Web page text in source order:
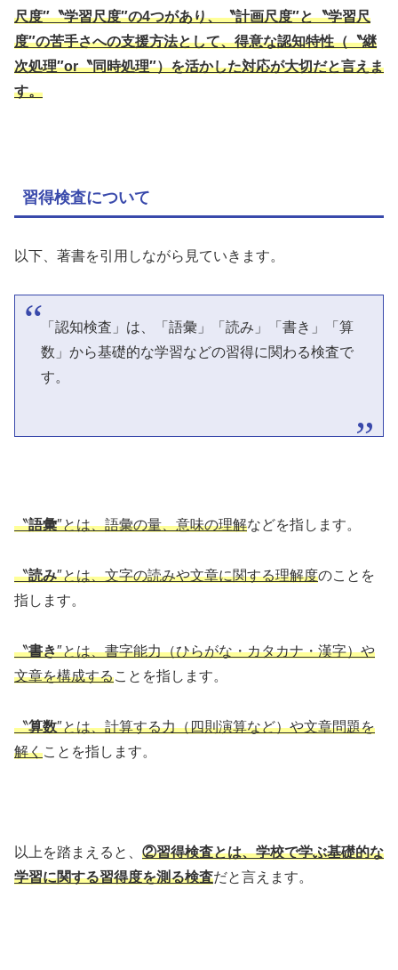
尺度″〝学習尺度″の4つがあり、〝計画尺度″と〝学習尺
度″の苦手さへの支援方法として、得意な認知特性（〝継
次処理″or〝同時処理″）を活かした対応が大切だと言えま
す。
習得検査について
以下、著書を引用しながら見ていきます。
「認知検査」は、「語彙」「読み」「書き」「算
数」から基礎的な学習などの習得に関わる検査で
す。
〝語彙″とは、語彙の量、意味の理解などを指します。
〝読み″とは、文字の読みや文章に関する理解度のことを
指します。
〝書き″とは、書字能力（ひらがな・カタカナ・漢字）や
文章を構成することを指します。
〝算数″とは、計算する力（四則演算など）や文章問題を
解くことを指します。
以上を踏まえると、 ②習得検査とは、学校で学ぶ基礎的な
学習に関する習得度を測る検査だと言えます。